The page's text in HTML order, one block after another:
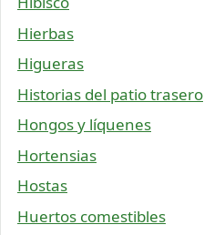
Hierbas
Higueras
Historias del patio trasero
Hongos y líquenes
Hortensias
Hostas
Huertos comestibles